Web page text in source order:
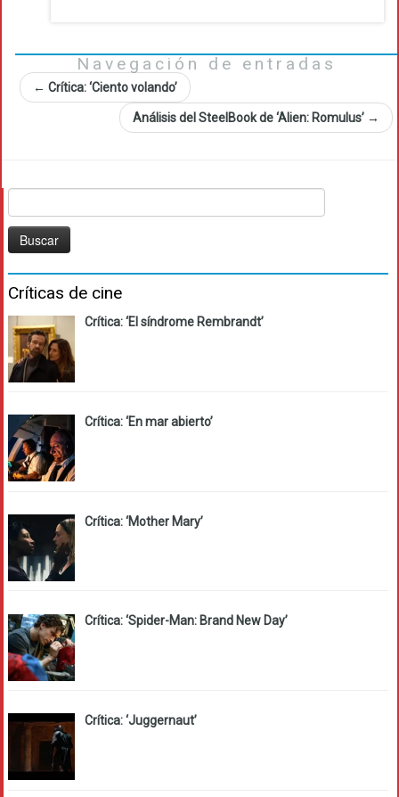
Navegación de entradas
← Crítica: ‘Ciento volando’
Análisis del SteelBook de ‘Alien: Romulus’ →
Críticas de cine
Crítica: ‘El síndrome Rembrandt’
Crítica: ‘En mar abierto’
Crítica: ‘Mother Mary’
Crítica: ‘Spider-Man: Brand New Day’
Crítica: ‘Juggernaut’